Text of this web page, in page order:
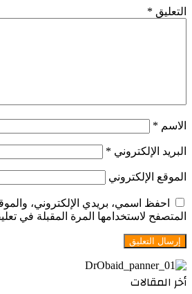
التعليق *
الاسم *
البريد الإلكتروني *
الموقع الإلكتروني
احفظ اسمي، بريدي الإلكتروني،
المتصفح لاستخدامها المرة المقبلة في
أخر المقالات